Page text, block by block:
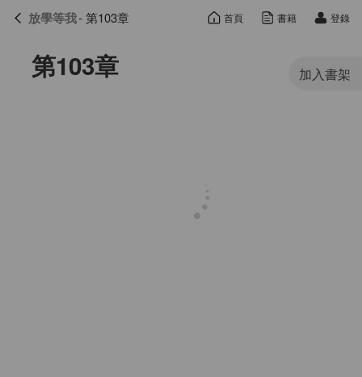
放學等我 目錄
第103章
放學等我- 第103章 首頁 書籍 登錄